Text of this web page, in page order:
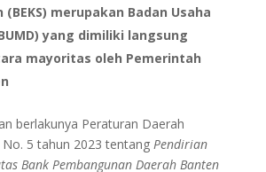
(BEKS) merupakan Badan Usaha
yang dimiliki langsung
mayoritas oleh Pemerintah
berlakunya Peraturan Daerah
5 tahun 2023 tentang Pendirian
Bank Pembangunan Daerah Banten